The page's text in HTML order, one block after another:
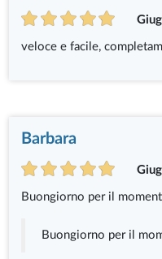
veloce e facile,
Barbara
Buongiorno per il
Buongiorno per il